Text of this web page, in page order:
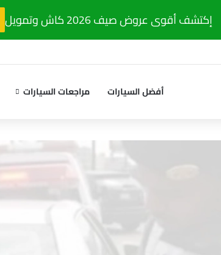
إكتشف أقوى عروض صيف 2026 كاش وتمويل
أفضل السيارات مراجعات السيارات